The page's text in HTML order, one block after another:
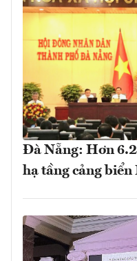
Đà Nẵng: Hơn
hạ tầng cảng biển